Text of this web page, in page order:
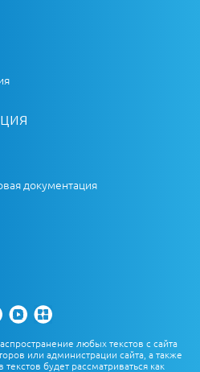
документация
любых текстов с сайта
или администрации сайта, а также
будет рассматриваться как